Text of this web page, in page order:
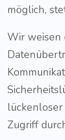
möglich,
Wir weisen
Zugriff